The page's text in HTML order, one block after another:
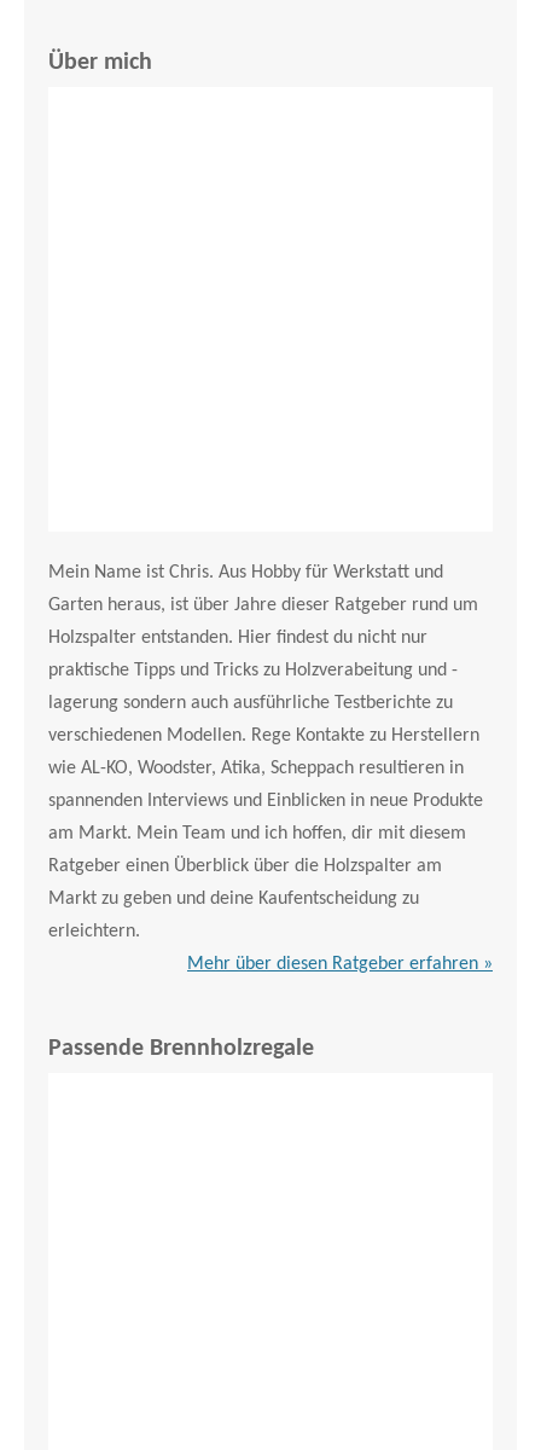
Über mich
Mein Name ist Chris. Aus Hobby für Werkstatt und
Garten heraus, ist über Jahre dieser Ratgeber rund um
Holzspalter entstanden. Hier findest du nicht nur
praktische Tipps und Tricks zu Holzverabeitung und -
lagerung sondern auch ausführliche Testberichte zu
verschiedenen Modellen. Rege Kontakte zu Herstellern
wie AL-KO, Woodster, Atika, Scheppach resultieren in
spannenden Interviews und Einblicken in neue Produkte
am Markt. Mein Team und ich hoffen, dir mit diesem
Ratgeber einen Überblick über die Holzspalter am
Markt zu geben und deine Kaufentscheidung zu
erleichtern.
Mehr über diesen Ratgeber erfahren »
Passende Brennholzregale